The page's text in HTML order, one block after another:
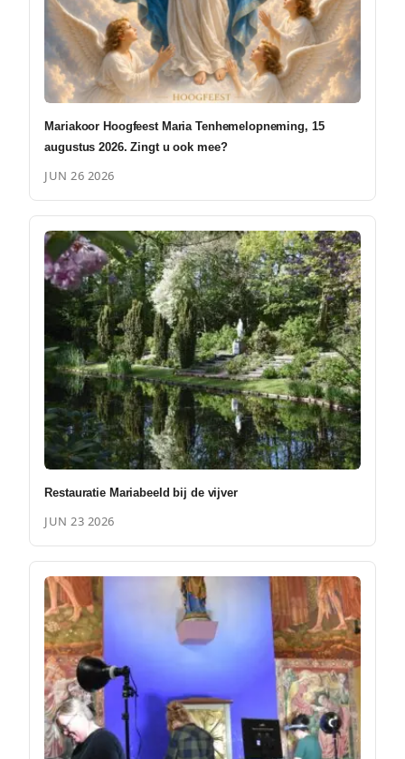
Mariakoor Hoogfeest Maria Tenhemelopneming, 15
augustus 2026. Zingt u ook mee?
JUN 26 2026
Restauratie Mariabeeld bij de vijver
JUN 23 2026